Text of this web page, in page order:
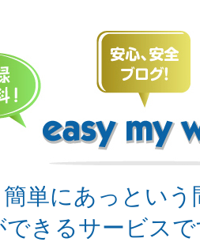
単にあっとい
できるサービス